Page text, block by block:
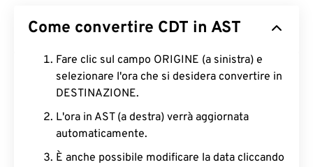
Come convertire CDT in AST
Fare clic sul campo ORIGINE (a sinistra) e
selezionare l'ora che si desidera convertire in
DESTINAZIONE.
L'ora in AST (a destra) verrà aggiornata
automaticamente.
È anche possibile modificare la data cliccando